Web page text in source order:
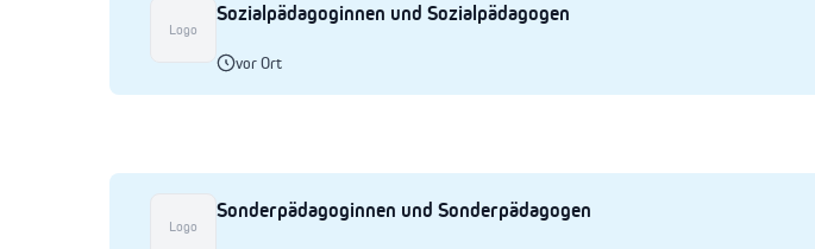
Logo
Sozialpädagoginnen und Sozialpädagogen
vor Ort
Logo
Sonderpädagoginnen und Sonderpädagogen